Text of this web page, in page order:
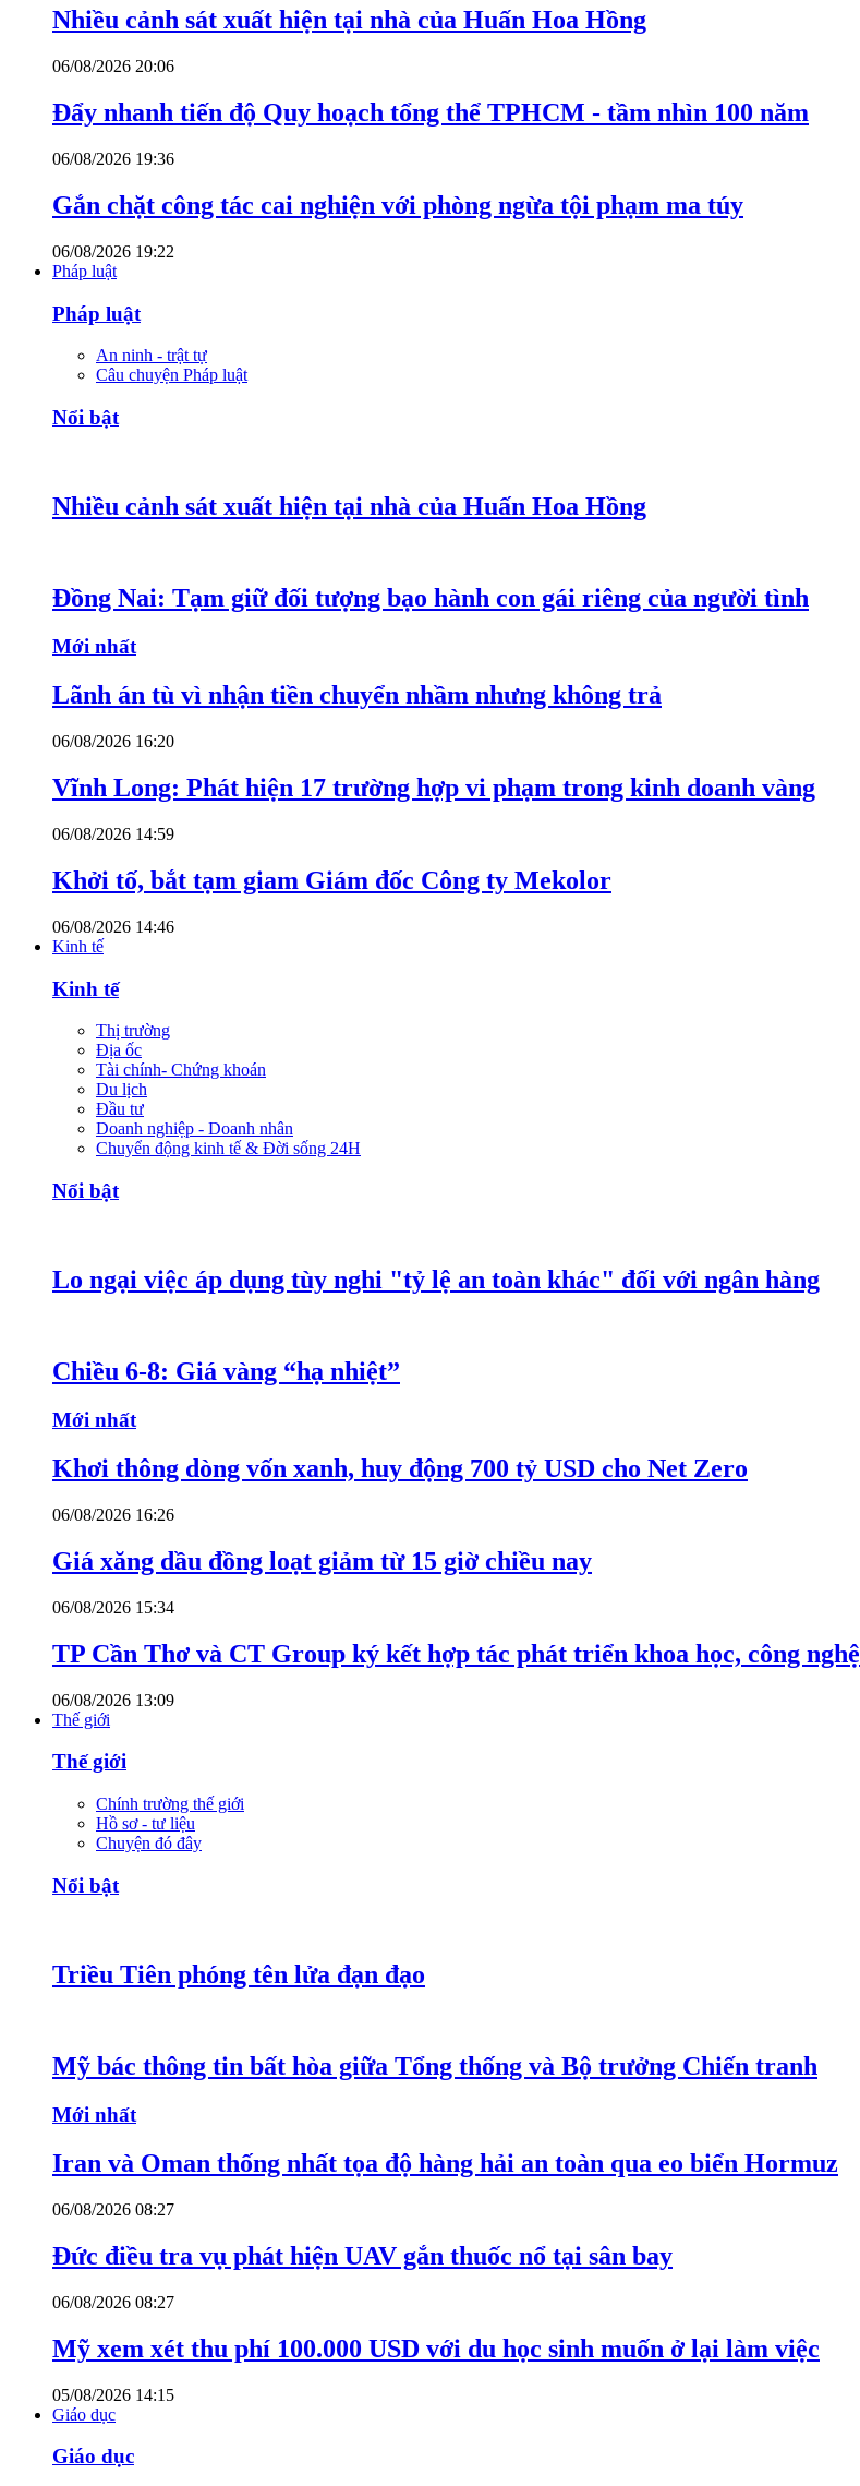
Nhiều cảnh sát xuất hiện tại nhà của Huấn Hoa Hồng
06/08/2026 20:06
Đẩy nhanh tiến độ Quy hoạch tổng thể TPHCM - tầm nhìn 100 năm
06/08/2026 19:36
Gắn chặt công tác cai nghiện với phòng ngừa tội phạm ma túy
06/08/2026 19:22
Pháp luật
Pháp luật
An ninh - trật tự
Câu chuyện Pháp luật
Nổi bật
Nhiều cảnh sát xuất hiện tại nhà của Huấn Hoa Hồng
Đồng Nai: Tạm giữ đối tượng bạo hành con gái riêng của người tình
Mới nhất
Lãnh án tù vì nhận tiền chuyển nhầm nhưng không trả
06/08/2026 16:20
Vĩnh Long: Phát hiện 17 trường hợp vi phạm trong kinh doanh vàng
06/08/2026 14:59
Khởi tố, bắt tạm giam Giám đốc Công ty Mekolor
06/08/2026 14:46
Kinh tế
Kinh tế
Thị trường
Địa ốc
Tài chính- Chứng khoán
Du lịch
Đầu tư
Doanh nghiệp - Doanh nhân
Chuyển động kinh tế & Đời sống 24H
Nổi bật
Lo ngại việc áp dụng tùy nghi "tỷ lệ an toàn khác" đối với ngân hàng
Chiều 6-8: Giá vàng “hạ nhiệt”
Mới nhất
Khơi thông dòng vốn xanh, huy động 700 tỷ USD cho Net Zero
06/08/2026 16:26
Giá xăng dầu đồng loạt giảm từ 15 giờ chiều nay
06/08/2026 15:34
TP Cần Thơ và CT Group ký kết hợp tác phát triển khoa học, công nghệ
06/08/2026 13:09
Thế giới
Thế giới
Chính trường thế giới
Hồ sơ - tư liệu
Chuyện đó đây
Nổi bật
Triều Tiên phóng tên lửa đạn đạo
Mỹ bác thông tin bất hòa giữa Tổng thống và Bộ trưởng Chiến tranh
Mới nhất
Iran và Oman thống nhất tọa độ hàng hải an toàn qua eo biển Hormuz
06/08/2026 08:27
Đức điều tra vụ phát hiện UAV gắn thuốc nổ tại sân bay
06/08/2026 08:27
Mỹ xem xét thu phí 100.000 USD với du học sinh muốn ở lại làm việc
05/08/2026 14:15
Giáo dục
Giáo dục